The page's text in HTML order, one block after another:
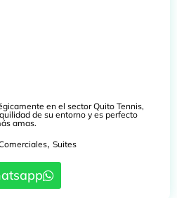
en el sector Quito Tennis,
de su entorno y es perfecto
amas.
, Suites